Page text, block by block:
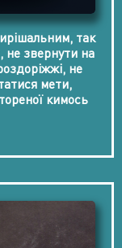
так
не звернути на
не
мети,
кимось